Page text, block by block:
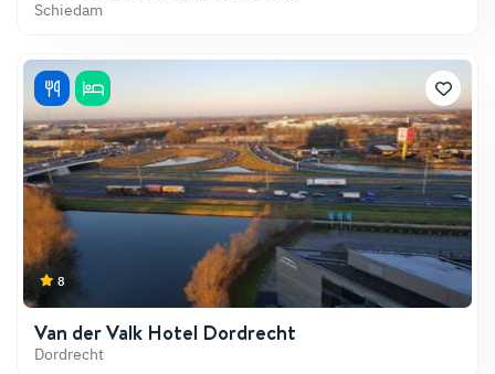
Schiedam
8
Van der Valk Hotel Dordrecht
Dordrecht